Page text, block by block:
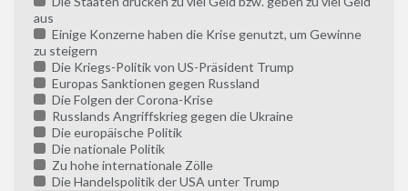
aus
Einige Konzerne haben die Krise genutzt, um Gewinne
zu steigern
Die Kriegs-Politik von US-Präsident Trump
Europas Sanktionen gegen Russland
Die Folgen der Corona-Krise
Russlands Angriffskrieg gegen die Ukraine
Die europäische Politik
Die nationale Politik
Zu hohe internationale Zölle
Die Handelspolitik der USA unter Trump